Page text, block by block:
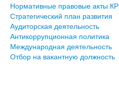
Нормативные правовые акты КР
Стратегический план развития
Аудиторская деятельность
Антикоррупционная политика
Международная деятельность
Отбор на вакантную должность